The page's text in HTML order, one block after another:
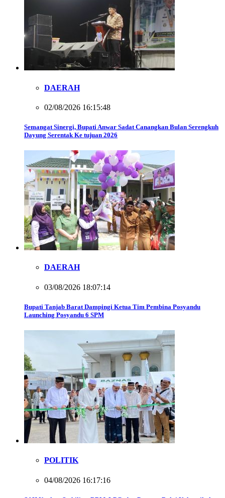
DAERAH
02/08/2026 16:15:48
Semangat Sinergi, Bupati Anwar Sadat Canangkan Bulan Serengkuh
Dayung Serentak Ke tujuan 2026
DAERAH
03/08/2026 18:07:14
Bupati Tanjab Barat Dampingi Ketua Tim Pembina Posyandu
Launching Posyandu 6 SPM
POLITIK
04/08/2026 16:17:16